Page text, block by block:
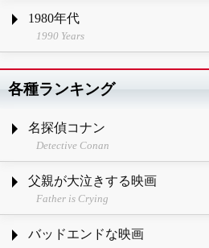
1980年代
1990 Years
各種ランキング
名探偵コナン
Detective Conan
父親が大泣きする映画
Father is Crying
バッドエンドな映画